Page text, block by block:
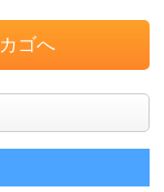
カゴへ